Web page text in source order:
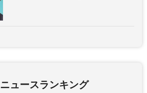
ニュースランキング